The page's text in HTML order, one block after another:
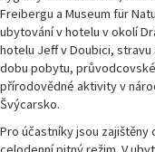
Freibergu a Museum für
ubytování v hotelu v okolí
hotelu Jeff v Doubici, stravu
dobu pobytu,
přírodovědné aktivity v
Švýcarsko.
Pro účastníky jsou zajištěny